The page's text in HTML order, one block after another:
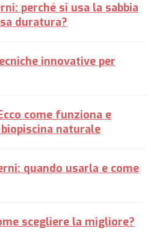
perché si usa la sabbia
duratura?
innovative per
come funziona e
naturale
quando usarla e come
scegliere la migliore?